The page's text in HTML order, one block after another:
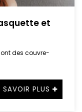
et
des couvre-
SAVOIR PLUS